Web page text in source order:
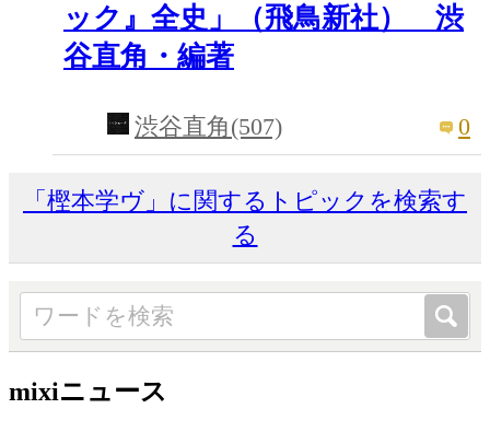
ック』全史」（飛鳥新社） 渋
谷直角・編著
渋谷直角(507) 0
「樫本学ヴ」に関するトピックを検索す
る
mixiニュース